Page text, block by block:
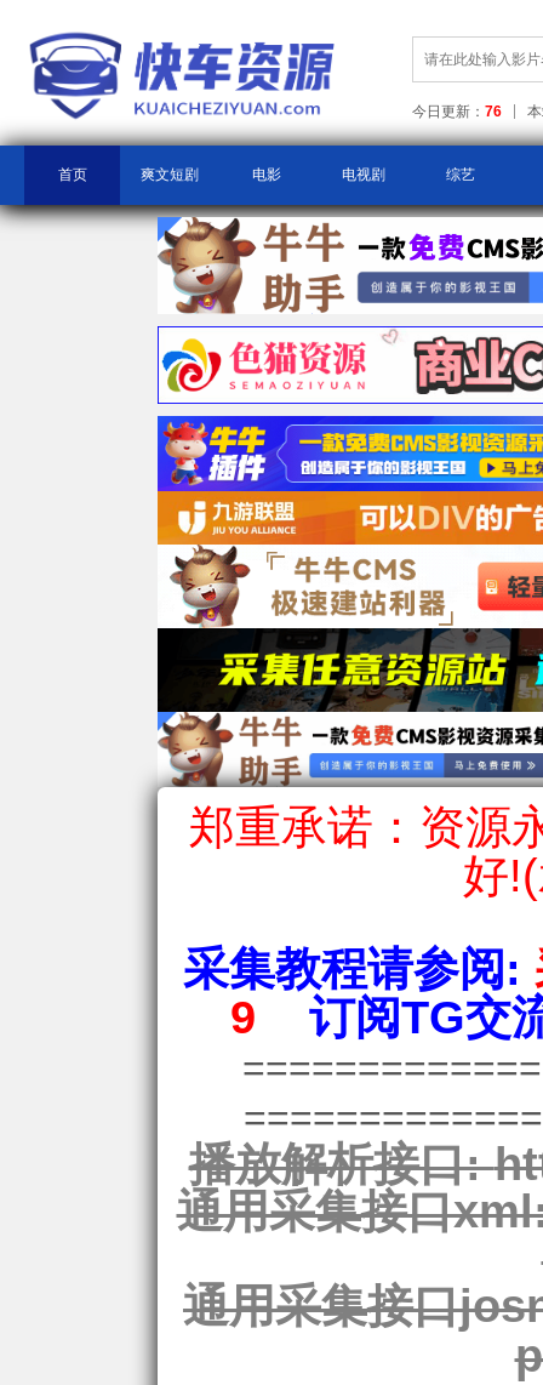
今日更新： 76
首页 爽文短剧 电影 电视剧 综艺
郑重承诺：资源
好
采集教程请参阅:
9
订阅TG交
播放解析接口:
通用采集接口
通用采集接口